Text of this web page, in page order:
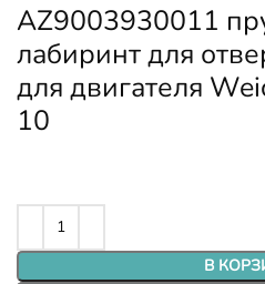
AZ9003930011
лабиринт для
для двигателя
10
В